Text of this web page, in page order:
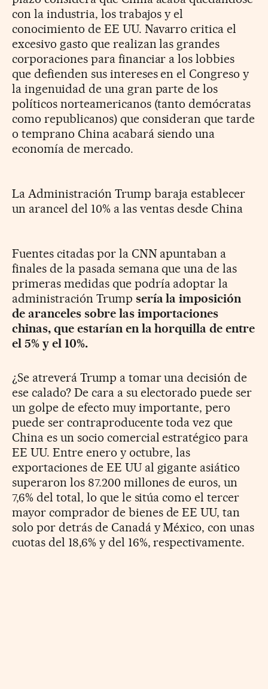
con la industria, los trabajos y el
conocimiento de EE UU. Navarro critica el
excesivo gasto que realizan las grandes
corporaciones para financiar a los lobbies
que defienden sus intereses en el Congreso y
la ingenuidad de una gran parte de los
políticos norteamericanos (tanto demócratas
como republicanos) que consideran que tarde
o temprano China acabará siendo una
economía de mercado.
La Administración Trump baraja establecer
un arancel del 10% a las ventas desde China
Fuentes citadas por la CNN apuntaban a
finales de la pasada semana que una de las
primeras medidas que podría adoptar la
administración Trump sería la imposición
de aranceles sobre las importaciones
chinas, que estarían en la horquilla de entre
el 5% y el 10%.
¿Se atreverá Trump a tomar una decisión de
ese calado? De cara a su electorado puede ser
un golpe de efecto muy importante, pero
puede ser contraproducente toda vez que
China es un socio comercial estratégico para
EE UU. Entre enero y octubre, las
exportaciones de EE UU al gigante asiático
superaron los 87.200 millones de euros, un
7,6% del total, lo que le sitúa como el tercer
mayor comprador de bienes de EE UU, tan
solo por detrás de Canadá y México, con unas
cuotas del 18,6% y del 16%, respectivamente.